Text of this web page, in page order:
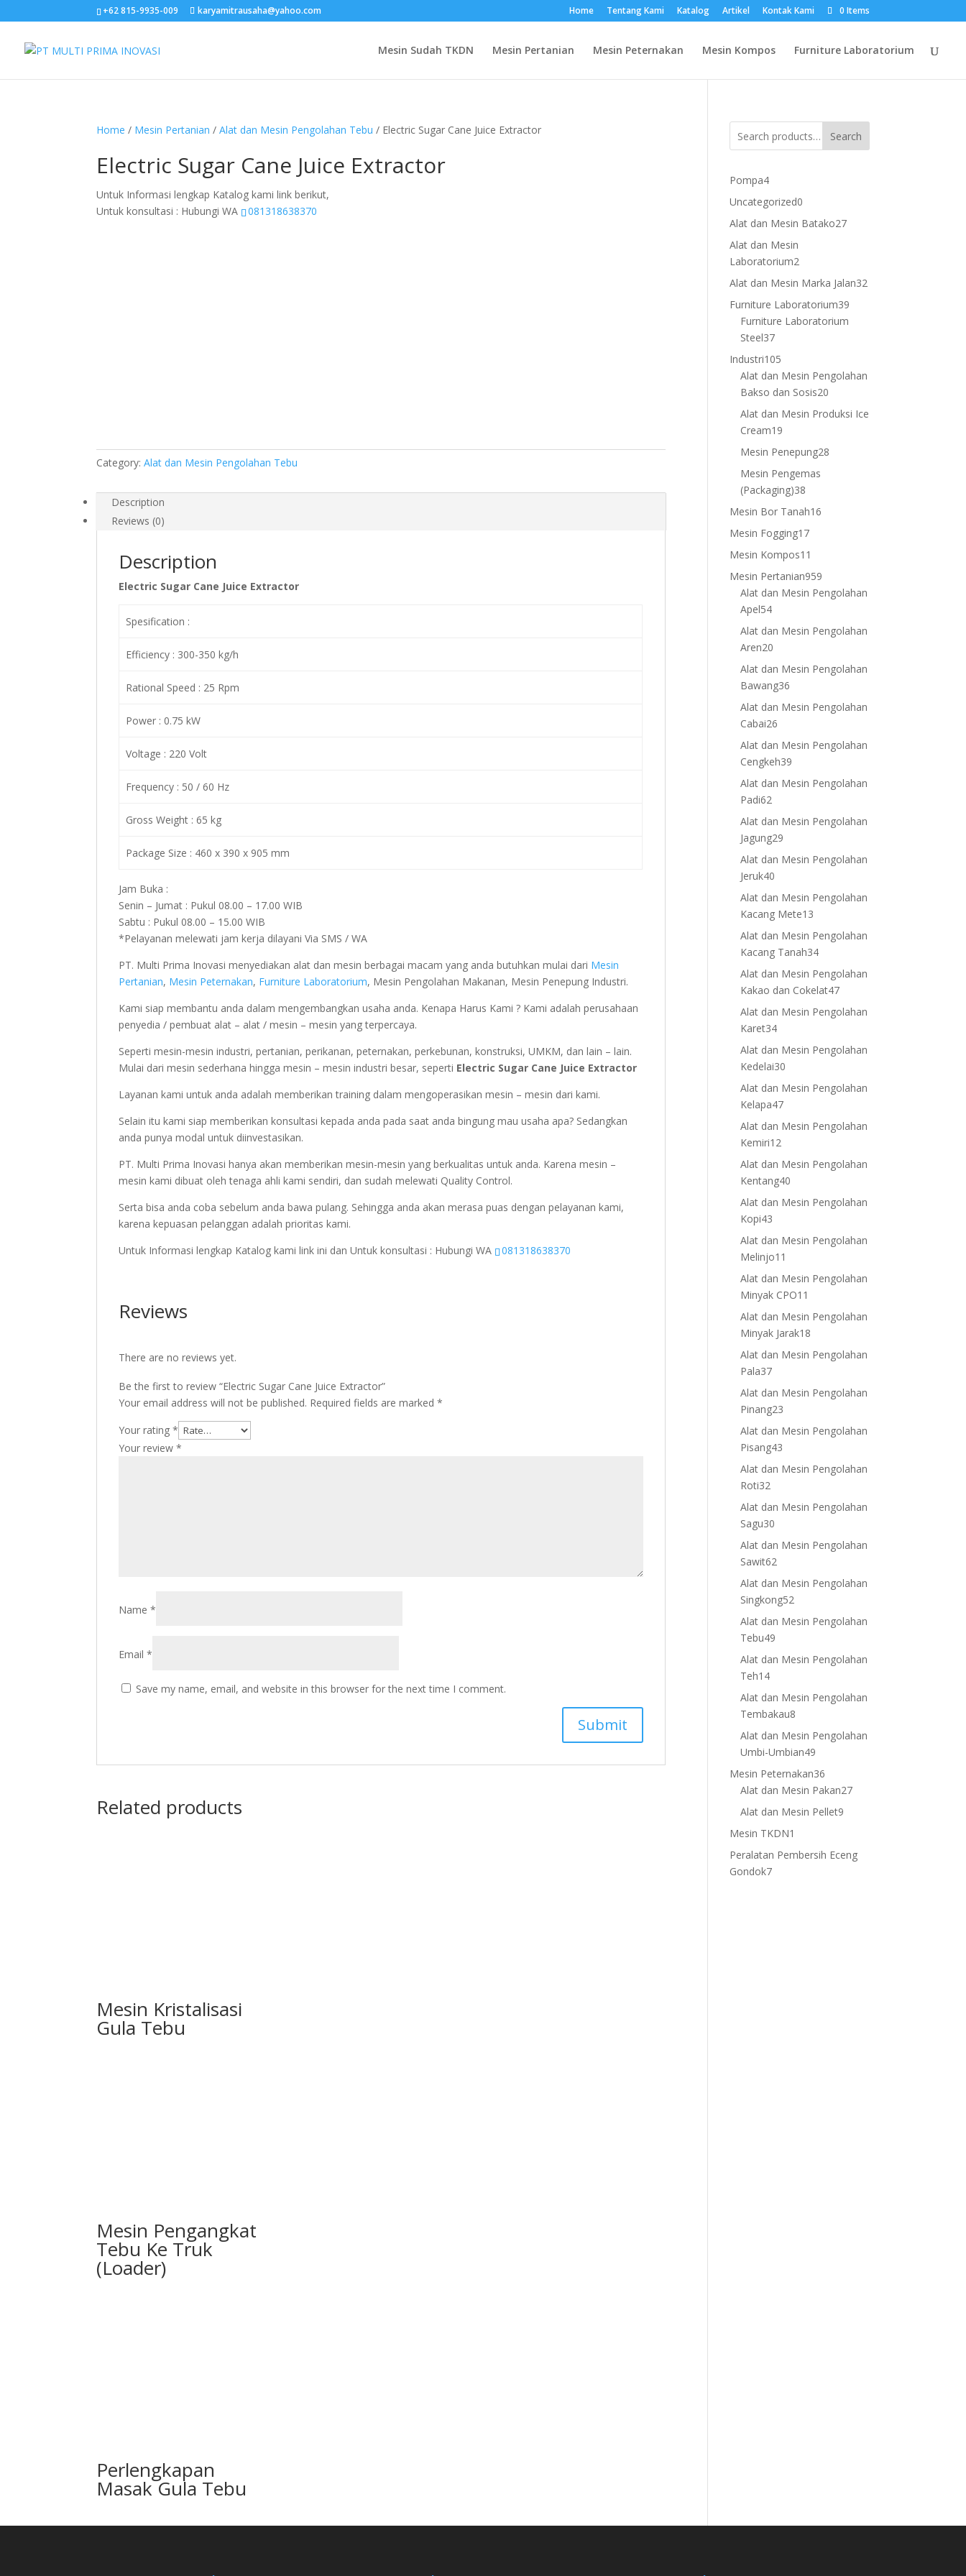
+62 815-9935-009 karyamitrausaha@yahoo.com Home Tentang Kami Katalog Artikel Kontak Kami 0 Items
Mesin Sudah TKDN Mesin Pertanian Mesin Peternakan Mesin Kompos Furniture Laboratorium
Home / Mesin Pertanian /Alat dan Mesin Pengolahan Tebu / Electric Sugar Cane Juice Extractor
Electric Sugar Cane Juice Extractor
Untuk Informasi lengkap Katalog kami link berikut,
Untuk konsultasi : Hubungi WA
081318638370
Category:Alat dan Mesin Pengolahan Tebu
Description
Reviews (0)
Description
Electric Sugar Cane Juice Extractor
Spesification :
Efficiency : 300-350 kg/h
Rational Speed : 25 Rpm
Power : 0.75 kW
Voltage : 220 Volt
Frequency : 50 / 60 Hz
Gross Weight : 65 kg
Package Size : 460 x 390 x 905 mm
Jam Buka :
Senin – Jumat : Pukul 08.00 – 17.00 WIB
Sabtu : Pukul 08.00 – 15.00 WIB
*Pelayanan melewati jam kerja dilayani Via SMS / WA
PT. Multi Prima Inovasi menyediakan alat dan mesin berbagai macam yang anda butuhkan mulai dari Mesin
Pertanian, Mesin Peternakan, Furniture Laboratorium, Mesin Pengolahan Makanan, Mesin Penepung Industri.
Kami siap membantu anda dalam mengembangkan usaha anda. Kenapa Harus Kami ? Kami adalah perusahaan
penyedia / pembuat alat – alat / mesin – mesin yang terpercaya.
Seperti mesin-mesin industri, pertanian, perikanan, peternakan, perkebunan, konstruksi, UMKM, dan lain – lain.
Mulai dari mesin sederhana hingga mesin – mesin industri besar, seperti Electric Sugar Cane Juice Extractor
Layanan kami untuk anda adalah memberikan training dalam mengoperasikan mesin – mesin dari kami.
Selain itu kami siap memberikan konsultasi kepada anda pada saat anda bingung mau usaha apa? Sedangkan
anda punya modal untuk diinvestasikan.
PT. Multi Prima Inovasi hanya akan memberikan mesin-mesin yang berkualitas untuk anda. Karena mesin –
mesin kami dibuat oleh tenaga ahli kami sendiri, dan sudah melewati Quality Control.
Serta bisa anda coba sebelum anda bawa pulang. Sehingga anda akan merasa puas dengan pelayanan kami,
karena kepuasan pelanggan adalah prioritas kami.
Untuk Informasi lengkap Katalog kami link ini dan Untuk konsultasi : Hubungi WA
081318638370
Reviews
There are no reviews yet.
Be the first to review “Electric Sugar Cane Juice Extractor”
Your email address will not be published. Required fields are marked*
Your rating*
Your review*
Name*
Email*
Save my name, email, and website in this browser for the next time I comment.
Related products
Mesin Kristalisasi
Gula Tebu
Mesin Pengangkat
Tebu Ke Truk
(Loader)
Perlengkapan
Masak Gula Tebu
Search
Pompa44
products
Uncategorized0
products
Alat dan Mesin Batako2727
Alat dan Mesin
Laboratorium2
products
Alat dan Mesin Marka Jalan32
Furniture Laboratorium39
Furniture Laboratorium
Steel3737
products
Industri105
products
Alat dan Mesin Pengolahan
Bakso dan Sosis20
products
Alat dan Mesin Produksi Ice
Cream19
products
Mesin Penepung28
Mesin Pengemas
(Packaging)38
products
Mesin Bor Tanah16
Mesin Fogging1717
products
Mesin Kompos11
products
Mesin Pertanian959
products
Alat dan Mesin Pengolahan
Apel5454
products
Alat dan Mesin Pengolahan
Aren20
products
Alat dan Mesin Pengolahan
Bawang36
products
Alat dan Mesin Pengolahan
Cabai26
products
Alat dan Mesin Pengolahan
Cengkeh39
products
Alat dan Mesin Pengolahan
Padi62
products
Alat dan Mesin Pengolahan
Jagung29
products
Alat dan Mesin Pengolahan
Jeruk40
products
Alat dan Mesin Pengolahan
Kacang Mete13
products
Alat dan Mesin Pengolahan
Kacang Tanah3434
products
Alat dan Mesin Pengolahan
Kakao dan Cokelat4747
products
Alat dan Mesin Pengolahan
Karet3434
products
Alat dan Mesin Pengolahan
Kedelai30
products
Alat dan Mesin Pengolahan
Kelapa4747
products
Alat dan Mesin Pengolahan
Kemiri12
products
Alat dan Mesin Pengolahan
Kentang40
products
Alat dan Mesin Pengolahan
Kopi43
products
Alat dan Mesin Pengolahan
Melinjo11
products
Alat dan Mesin Pengolahan
Minyak CPO11
products
Alat dan Mesin Pengolahan
Minyak Jarak18
products
Alat dan Mesin Pengolahan
Pala3737
products
Alat dan Mesin Pengolahan
Pinang23
products
Alat dan Mesin Pengolahan
Pisang43
products
Alat dan Mesin Pengolahan
Roti32
products
Alat dan Mesin Pengolahan
Sagu30
products
Alat dan Mesin Pengolahan
Sawit62
products
Alat dan Mesin Pengolahan
Singkong52
products
Alat dan Mesin Pengolahan
Tebu49
products
Alat dan Mesin Pengolahan
Teh1414
products
Alat dan Mesin Pengolahan
Tembakau8
products
Alat dan Mesin Pengolahan
Umbi-Umbian49
products
Mesin Peternakan36
products
Alat dan Mesin Pakan2727
Alat dan Mesin Pellet9
Mesin TKDN1
product
Peralatan Pembersih Eceng
Gondok77